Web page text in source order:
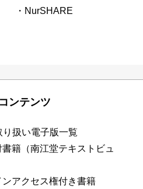
・NurSHARE
ンテンツ
り扱い電子版一覧
籍（南江堂テキストビュ
ンアクセス権付き書籍